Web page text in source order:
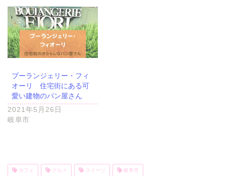
ブーランジェリー・フィ
オーリ 住宅街にある可
愛い建物のパン屋さん
2021年5月26日
岐阜市
カフェ グルメ スイーツ 岐阜市